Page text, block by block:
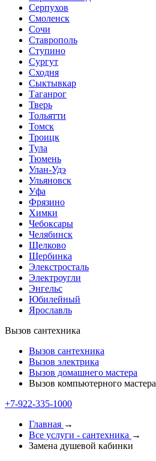
Серпухов
Смоленск
Сочи
Ставрополь
Ступино
Сургут
Сходня
Сыктывкар
Таганрог
Тверь
Тольятти
Томск
Троицк
Тула
Тюмень
Улан-Удэ
Ульяновск
Уфа
Фрязино
Химки
Чебоксары
Челябинск
Щелково
Щербинка
Элекстросталь
Электроугли
Энгельс
Юбилейный
Ярославль
Вызов сантехника
Вызов сантехника
Вызов электрика
Вызов домашнего мастера
Вызов компьютерного мастера
+7-922-335-1000
Главная →
Все услуги - cантехника →
Замена душевой кабинки